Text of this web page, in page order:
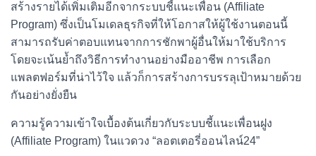
สร้างรายได้เพิ่มเติมอีกจากระบบชี้แนะเพื่อน (Affiliate
Program) ซึ่งเป็นโมเดลธุรกิจที่ให้โอกาสให้ผู้ใช้งานตอนนี้
สามารถรับค่าตอบแทนจากการชักพาผู้อื่นให้มาใช้บริการ
โดยจะเน้นย้ำถึงวิธีการทำงานอย่างมืออาชีพ การเลือก
แพลตฟอร์มที่น่าไว้ใจ แล้วก็การสร้างการบรรลุเป้าหมายด้วย
กันอย่างยั่งยืน
ความรู้ความเข้าใจเบื้องต้นเกี่ยวกับระบบชี้แนะเพื่อนฝูง
(Affiliate Program) ในแวดวง “ลอตเตอรี่ออนไลน์24”